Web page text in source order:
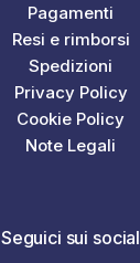
Pagamenti
Resi e rimborsi
Spedizioni
Privacy Policy
Cookie Policy
Note Legali
Seguici sui social